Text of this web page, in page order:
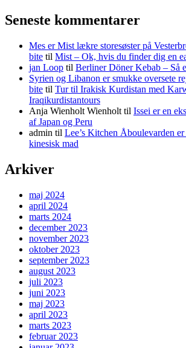
Seneste kommentarer
Mes er Mist lækre storesøster på
bite til Mist – Ok, hvis du finder dig en
jan Loop til Berliner Döner Kebab – Så
Syrien og Libanon er smukke oversete
bite til Tur til Irakisk Kurdistan med
Iraqikurdistantours
Anja Wienholt Wienholt til Issei er en
af Japan og Peru
admin til Lee’s Kitchen Åboulevarden
kinesisk mad
Arkiver
maj 2024
april 2024
marts 2024
december 2023
november 2023
oktober 2023
september 2023
august 2023
juli 2023
juni 2023
maj 2023
april 2023
marts 2023
februar 2023